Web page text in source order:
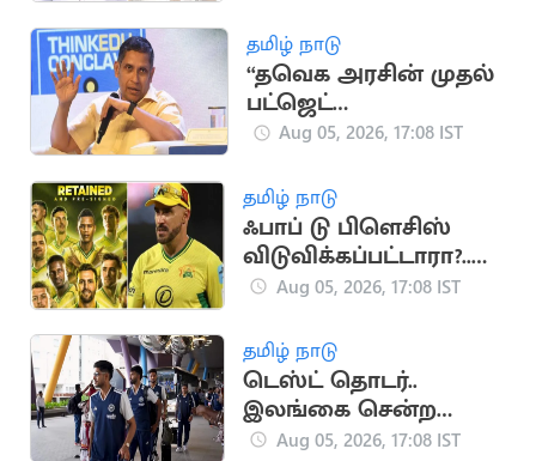
தமிழ் நாடு
“தவெக அரசின் முதல்
பட்ஜெட்
யதார்த்தமானது”..
கருத்து
Aug 05, 2026, 17:08 IST
தமிழ் நாடு
ஃபாப் டு பிளெசிஸ்
விடுவிக்கப்பட்டாரா?..
ஜோபர்க் சூப்பர் கிங்ஸ்
Aug 05, 2026, 17:08 IST
தமிழ் நாடு
டெஸ்ட் தொடர்..
இலங்கை சென்ற
இந்திய கிரிக்கெட்
Aug 05, 2026, 17:08 IST